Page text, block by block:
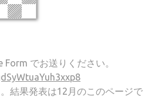
でお送りください。
結果発表は12月のこのページで